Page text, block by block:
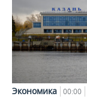
Экономика 00:00